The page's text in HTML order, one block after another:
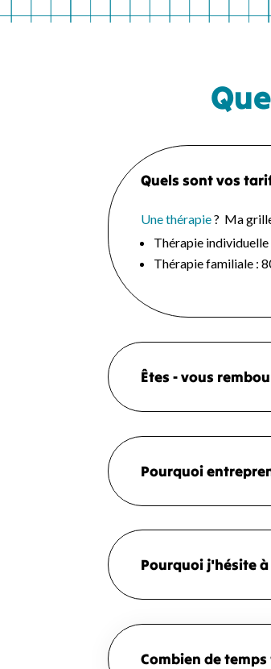
Quels sont vos
Une thérapie? Ma
Thérapie individuelle
Thérapie familiale :
Êtes - vous
Pourquoi
Pourquoi j'hésite
Combien de